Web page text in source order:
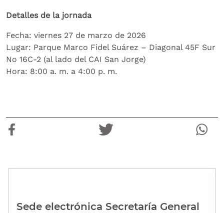
Detalles de la jornada
Fecha: viernes 27 de marzo de 2026
Lugar: Parque Marco Fidel Suárez – Diagonal 45F Sur
No 16C-2 (al lado del CAI San Jorge)
Hora: 8:00 a. m. a 4:00 p. m.
Sede electrónica Secretaría General